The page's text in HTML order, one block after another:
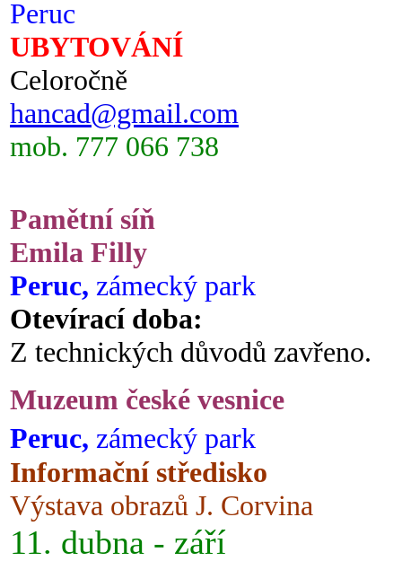
Peruc
UBYTOVÁNÍ
Celoročně
hancad@gmail.com
mob. 777 066 738
Pamětní síň
Emila Filly
Peruc, zámecký park
Otevírací doba:
Z technických důvodů zavřeno.
Muzeum české vesnice
Peruc, zámecký park
Informační středisko
Výstava obrazů J. Corvina
11. dubna - září